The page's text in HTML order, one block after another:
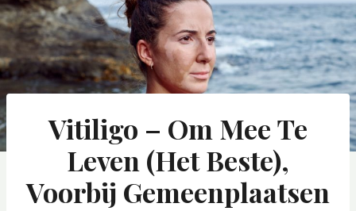
Vitiligo – Om Mee Te
Leven (het Beste),
Voorbij Gemeenplaatsen